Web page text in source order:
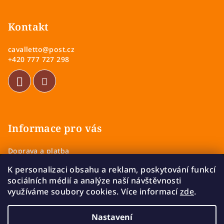
K personalizaci obsahu a reklam, poskytování funkcí
sociálních médií a analýze naší návštěvnosti
využíváme soubory cookies. Více informacízde.
Nastavení
Kontakt
cavalletto@post.cz
+420 777 727 298
Informace pro vás
Doprava a platba
Zásady ochrany osobních údajů
Vrácení a výměna zboží